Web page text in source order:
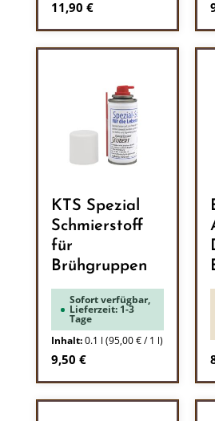
Regulärer Preis:
11,90 €
KTS Spezial
Schmierstoff
für
Brühgruppen
Sofort verfügbar,
Lieferzeit: 1-3
Tage
Inhalt:0.1 l (95,00 € / 1 l)
Regulärer Preis:
9,50 €